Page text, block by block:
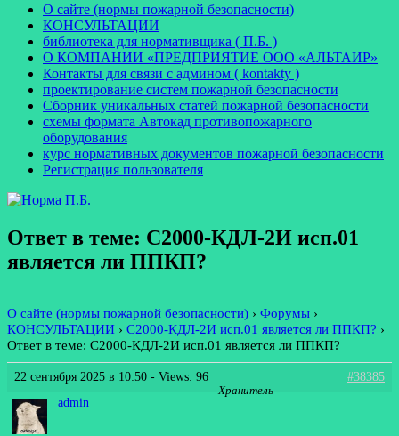
О сайте (нормы пожарной безопасности)
КОНСУЛЬТАЦИИ
библиотека для нормативщика ( П.Б. )
О КОМПАНИИ «ПРЕДПРИЯТИЕ ООО «АЛЬТАИР»
Контакты для связи с админом ( kontakty )
проектирование систем пожарной безопасности
Сборник уникальных статей пожарной безопасности
схемы формата Автокад противопожарного
оборудования
курс нормативных документов пожарной безопасности
Регистрация пользователя
Ответ в теме: С2000-КДЛ-2И исп.01
является ли ППКП?
О сайте (нормы пожарной безопасности) › Форумы ›
КОНСУЛЬТАЦИИ › С2000-КДЛ-2И исп.01 является ли ППКП? ›
Ответ в теме: С2000-КДЛ-2И исп.01 является ли ППКП?
22 сентября 2025 в 10:50 - Views: 96
#38385
admin
Хранитель